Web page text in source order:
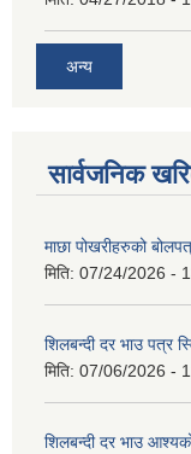
अन्य
सार्वजनिक
माछा पोखरीहरुको
मिति: 07/24/2026 -
शिलबन्दी दर भाउ पत्र
मिति: 07/06/2026 -
शिलबन्दी दर भाउ